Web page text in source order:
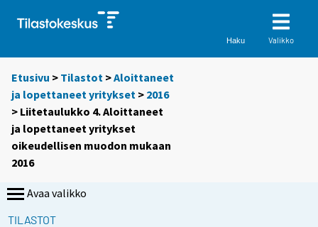
Haku Valikko
Etusivu > Tilastot >Aloittaneet
ja lopettaneet yritykset > 2016
> Liitetaulukko 4. Aloittaneet
ja lopettaneet yritykset
oikeudellisen muodon mukaan
2016
Avaa valikko
TILASTOT